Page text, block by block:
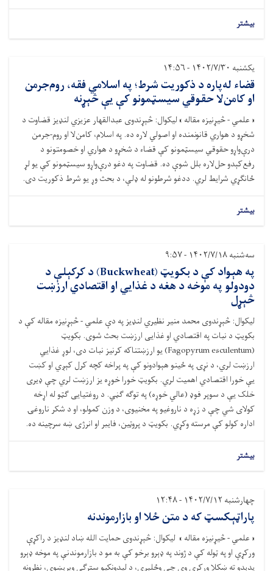
بیشتر
یکشنبه ۱۴۰۲/۷/۳۰ - ۱۴:۵۶
قضاء له‌پاره د ذکوریت شرط؛ په اسلامي فقه، روم‌جرمن
او کامن‌لا حقوقي سیسټمونو کې یې څېړنه
« علمي - څیړنیزه مقاله » لیکوال: څېړندوی عبدالقهار عزیزي لنډیز قضاوت د
شخړو د هواري قانونمنده او اصولي لاره ده. په اسلام، کامن‌لا او روم-جرمن
درې‌واړو حقوقي سیسټمونو کې قضاء د شخړو د هواري او خصومتونو د
رفع‌کېدو حل‌لاره بلل شوې ده. قضاوت په دغو درې‌واړو سیسټمونو کې یو لړ
ځانګړي شرایط لري. ددغو شرطونو له ډلې، د بحث وړ یو شرط ذکوریت دی.
بیشتر
سه‌شنبه ۱۴۰۲/۷/۱۸ - ۹:۵۷
په هېواد کې د بکویټ (Buckwheat) د کرکېلې د
دودولو په موخه د هغه د غذایي او اقتصادي ارزښت
څېړل
لیکوال: څېړندوی محمد منیر نظیري لنډيز په دې علمي - څېړنیزه مقاله کې د
بکویټ د نبات په اقتصادي او غذایی ارزښت بحث شوی. بکویټ
(Fagopyrum esculentum) یو ارزښتناکه کرنیز نبات دی، لوړ غذايي
ارزښت لري، د نړۍ په ځينو هېوادونو کې په پراخه کچه کرل کېږي او کښت
یې خورا اقتصادي اهمیت لري. بکویټ خورا خوړه یز ارزښت لري چې ډیری
خلک یې د سوپر فوډ (عالي خوړه) په توګه ګڼي. د روغتیایی ګټو له اړخه
کولای شي چې د زړه د ناروغیو په مخنیوی، د وزن کمولو، او د شکر ناروغۍ
اداره کولو کې مرسته وکړي. بکویټ د پروټین، فایبر او انرژۍ ښه سرچینه ده.
بیشتر
چهارشنبه ۱۴۰۲/۷/۱۲ - ۱۲:۴۸
پاراټېکسټ که د متن ځلا او بازارموندنه
« علمي - څیړنیزه مقاله » لیکوال: څېړندوی حمایت الله ښاد لنډیز د راکړې
ورکړې او په ټوله کې د ژوند په ډېرو برخو کې به مو د بازارموندنې په موخه ډېرو
پدېدو ته ښکلا ورکړې وي چې وځلېږي، د لیدونکيو سترګې وبرېښوي، نظرونه